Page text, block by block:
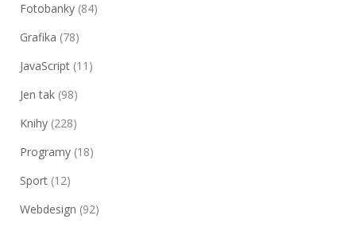
Fotobanky (84)
Grafika (78)
JavaScript (11)
Jen tak (98)
Knihy (228)
Programy (18)
Sport (12)
Webdesign (92)